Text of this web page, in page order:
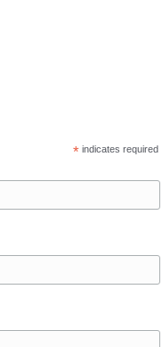
* indicates required